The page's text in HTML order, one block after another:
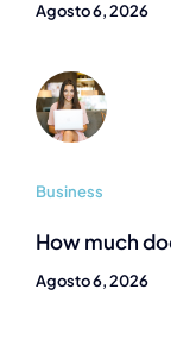
Agosto 6, 2026
Business
How much
Agosto 6, 2026